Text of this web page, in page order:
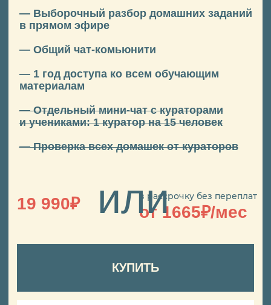
Приходи! Буду рад
встрече!
остались вопросы? пиши
ЭТО
РАБОТЫ